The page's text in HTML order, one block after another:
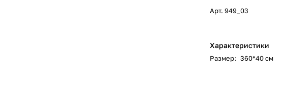
Арт. 949_03
Характеристики
Размер: 360*40 см